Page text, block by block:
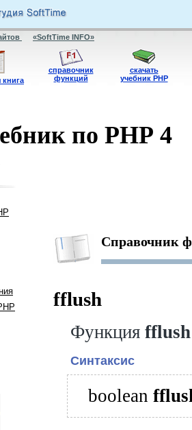
«SoftTime INFO»
книга
справочник
функций
скачать
учебник PHP
по PHP 4
Справочник
fflush
Функция fflush
Синтаксис
boolean